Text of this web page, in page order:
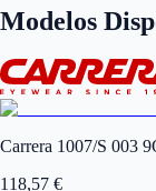
Modelos
Carrera 1007/S 003
118,57 €